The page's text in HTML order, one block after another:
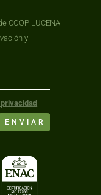
COOP LUCENA
y
ENVIAR